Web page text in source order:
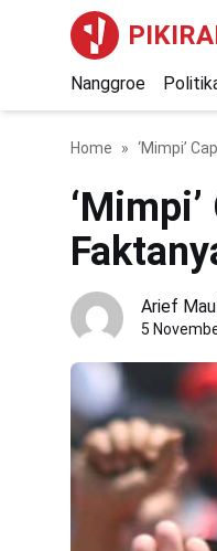
Nanggroe
Home ‘Mimpi’
Arief
5